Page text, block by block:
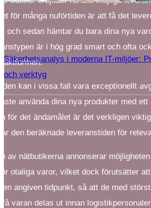
Säkerhetsanalys i moderna IT-miljöer:
och verktyg
för många nuförtiden är att få det
och sedan hämtar du bara dina nya
är i hög grad smart och ofta
kan i vissa fall vara exceptionellt
använda dina nya produkter med ett
för det ändamålet är det verkligen
den beräknade leveranstiden för
av nätbutikerna annonserar
otaliga varor, vilket dock förutsätter
en angiven tidpunkt, så att de med
få varan delas ut innan